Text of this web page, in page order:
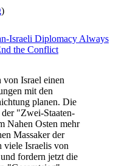
)
Israeli Diplomacy Always
the Conflict
von Israel einen
mit den
planen. Die
"Zwei-Staaten-
Nahen Osten mehr
Massaker der
viele Israelis von
fordern jetzt die